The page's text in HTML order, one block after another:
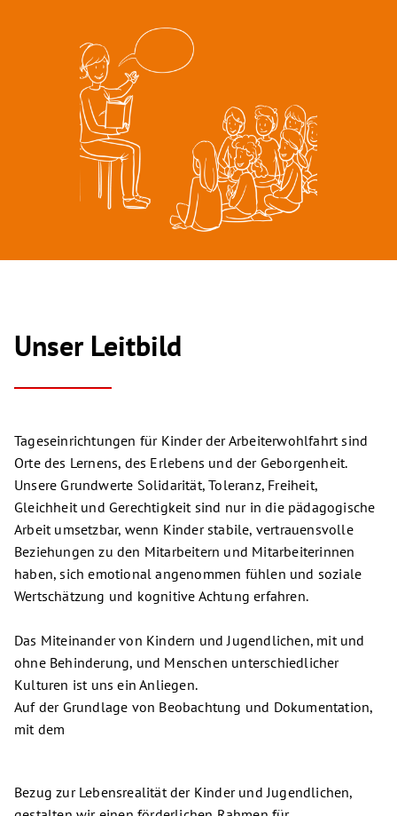
Unser Leitbild
Tageseinrichtungen für Kinder der Arbeiterwohlfahrt sind
Orte des Lernens, des Erlebens und der Geborgenheit.
Unsere Grundwerte Solidarität, Toleranz, Freiheit,
Gleichheit und Gerechtigkeit sind nur in die pädagogische
Arbeit umsetzbar, wenn Kinder stabile, vertrauensvolle
Beziehungen zu den Mitarbeitern und Mitarbeiterinnen
haben, sich emotional angenommen fühlen und soziale
Wertschätzung und kognitive Achtung erfahren.
Das Miteinander von Kindern und Jugendlichen, mit und
ohne Behinderung, und Menschen unterschiedlicher
Kulturen ist uns ein Anliegen.
Auf der Grundlage von Beobachtung und Dokumentation,
mit dem
Bezug zur Lebensrealität der Kinder und Jugendlichen,